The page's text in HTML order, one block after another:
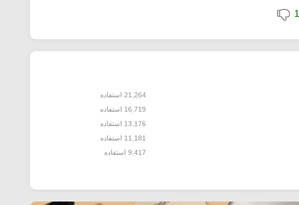
21,264 استفاده
16,719 استفاده
13,176 استفاده
11,181 استفاده
9,417 استفاده